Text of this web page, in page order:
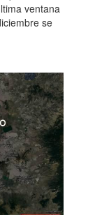
ventana
se